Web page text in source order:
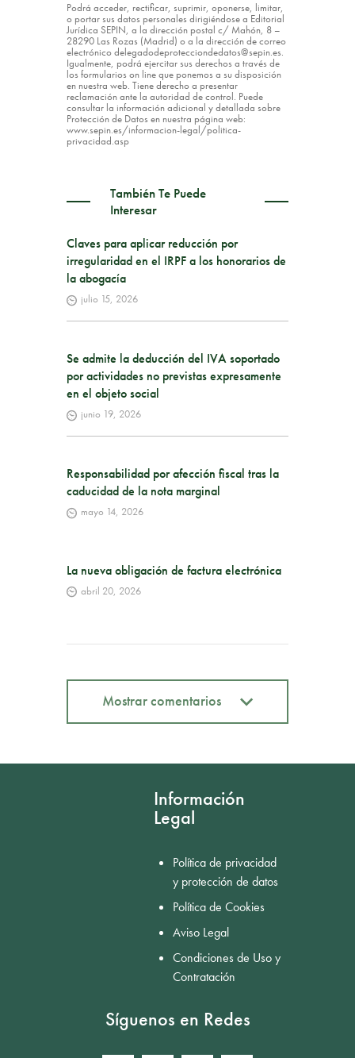
Podrá acceder, rectificar, suprimir, oponerse, limitar,
o portar sus datos personales dirigiéndose a Editorial
Jurídica SEPIN, a la dirección postal c/ Mahón, 8 –
28290 Las Rozas (Madrid) o a la dirección de correo
electrónico delegadodeprotecciondedatos@sepin.es.
Igualmente, podrá ejercitar sus derechos a través de
los formularios on line que ponemos a su disposición
en nuestra web. Tiene derecho a presentar
reclamación ante la autoridad de control. Puede
consultar la información adicional y detallada sobre
Protección de Datos en nuestra página web:
www.sepin.es/informacion-legal/politica-
privacidad.asp
También Te Puede
Interesar
Claves para aplicar reducción por
irregularidad en el IRPF a los honorarios de
la abogacía
julio 15, 2026
Se admite la deducción del IVA soportado
por actividades no previstas expresamente
en el objeto social
junio 19, 2026
Responsabilidad por afección fiscal tras la
caducidad de la nota marginal
mayo 14, 2026
La nueva obligación de factura electrónica
abril 20, 2026
Mostrar comentarios
Información
Legal
Política de privacidad
y protección de datos
Política de Cookies
Aviso Legal
Condiciones de Uso y
Contratación
Síguenos en Redes